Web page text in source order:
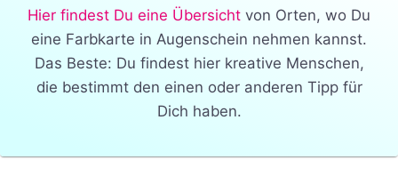
Hier findest Du eine Übersicht von Orten, wo Du
eine Farbkarte in Augenschein nehmen kannst.
Das Beste: Du findest hier kreative Menschen,
die bestimmt den einen oder anderen Tipp für
Dich haben.